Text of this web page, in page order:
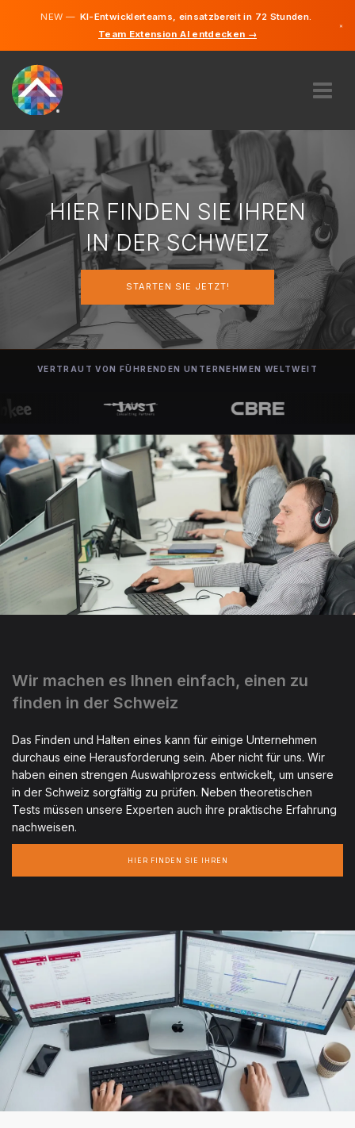
NEW —KI-Entwicklerteams, einsatzbereit in 72 Stunden.
Team Extension AI entdecken →
×
ÜBER UNS
WIE FUNKTIONIERT ES?
KARRIERE
FINDEN
SCHWEIZ
STARTEN SIE JETZT
Italienisch
Englisch
HIER FINDEN SIE IHREN
IN DER SCHWEIZ
STARTEN SIE JETZT!
VERTRAUT VON FÜHRENDEN UNTERNEHMEN WELTWEIT
Wir machen es Ihnen einfach, einen zu
finden in der Schweiz
Das Finden und Halten eines kann für einige Unternehmen
durchaus eine Herausforderung sein. Aber nicht für uns. Wir
haben einen strengen Auswahlprozess entwickelt, um unsere
in der Schweiz sorgfältig zu prüfen. Neben theoretischen
Tests müssen unsere Experten auch ihre praktische Erfahrung
nachweisen.
HIER FINDEN SIE IHREN